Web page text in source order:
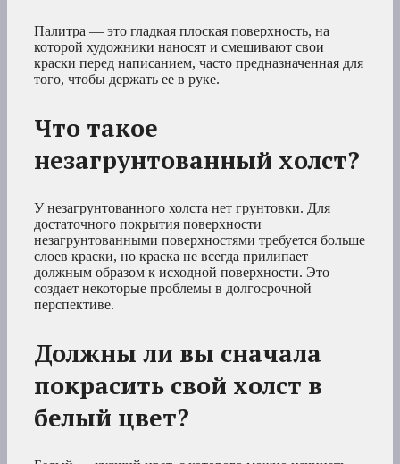
Палитра — это гладкая плоская поверхность, на
которой художники наносят и смешивают свои
краски перед написанием, часто предназначенная для
того, чтобы держать ее в руке.
Что такое
незагрунтованный холст?
У незагрунтованного холста нет грунтовки. Для
достаточного покрытия поверхности
незагрунтованными поверхностями требуется больше
слоев краски, но краска не всегда прилипает
должным образом к исходной поверхности. Это
создает некоторые проблемы в долгосрочной
перспективе.
Должны ли вы сначала
покрасить свой холст в
белый цвет?